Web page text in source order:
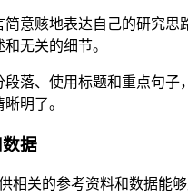
简意赅地表达自己的研究思
无关的细节。
段落、使用标题和重点句子
明了。
据
相关的参考资料和数据能